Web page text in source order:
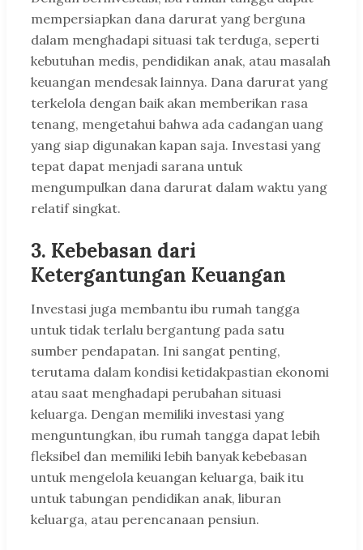
mempersiapkan dana darurat yang berguna
dalam menghadapi situasi tak terduga, seperti
kebutuhan medis, pendidikan anak, atau masalah
keuangan mendesak lainnya. Dana darurat yang
terkelola dengan baik akan memberikan rasa
tenang, mengetahui bahwa ada cadangan uang
yang siap digunakan kapan saja. Investasi yang
tepat dapat menjadi sarana untuk
mengumpulkan dana darurat dalam waktu yang
relatif singkat.
3. Kebebasan dari
Ketergantungan Keuangan
Investasi juga membantu ibu rumah tangga
untuk tidak terlalu bergantung pada satu
sumber pendapatan. Ini sangat penting,
terutama dalam kondisi ketidakpastian ekonomi
atau saat menghadapi perubahan situasi
keluarga. Dengan memiliki investasi yang
menguntungkan, ibu rumah tangga dapat lebih
fleksibel dan memiliki lebih banyak kebebasan
untuk mengelola keuangan keluarga, baik itu
untuk tabungan pendidikan anak, liburan
keluarga, atau perencanaan pensiun.